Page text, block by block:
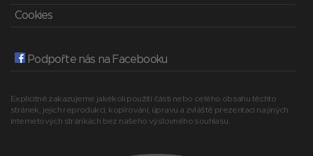
Cookies
Podpořte nás na Facebooku
Explicitně zakazujeme jakékoli použití části nebo celého obsahu těchto
stránek, jejich reprodukci, kopírování, úpravu a zvláště prezentaci na jiných
internetových stránkách bez našeho výslovného souhlasu.